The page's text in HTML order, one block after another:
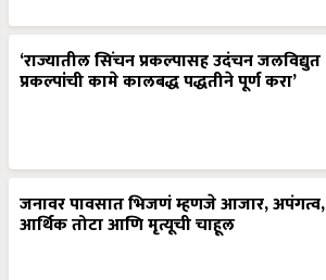
‘राज्यातील सिंचन प्रकल्पासह उदंचन जलविद्युत
प्रकल्पांची कामे कालबद्ध पद्धतीने पूर्ण करा’
जनावर पावसात भिजणं म्हणजे आजार, अपंगत्व,
आर्थिक तोटा आणि मृत्यूची चाहूल